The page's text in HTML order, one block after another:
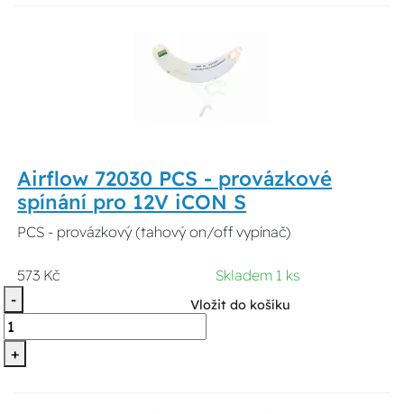
Airflow 72030 PCS - provázkové
spínání pro 12V iCON S
PCS - provázkový (tahový on/off vypínač)
573 Kč
Skladem 1 ks
-
+
Vložit do košíku